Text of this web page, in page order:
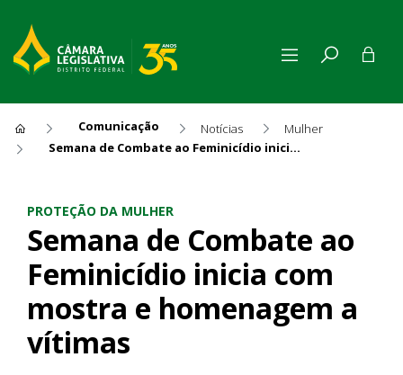
Comunicação Notícias
Mulher
Semana de Combate ao Feminicídio inicia com mostra e homenagem a vítimas
PROTEÇÃO DA MULHER
Semana de Combate ao
Feminicídio inicia com
mostra e homenagem a
vítimas